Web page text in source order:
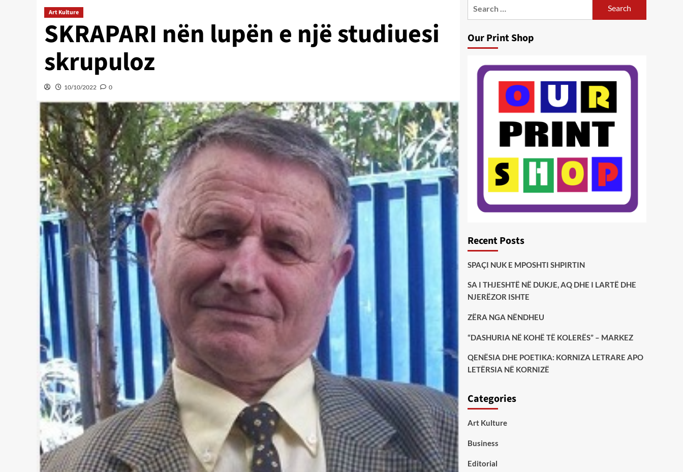
Art Kulture
SKRAPARI nën lupën e një studiuesi
skrupuloz
10/10/2022 0
Our Print Shop
Recent Posts
SPAÇI NUK E MPOSHTI SHPIRTIN
SA I THJESHTË NË DUKJE, AQ DHE I LARTË DHE
NJERËZOR ISHTE
ZËRA NGA NËNDHEU
“DASHURIA NË KOHË TË KOLERËS” – MARKEZ
QENËSIA DHE POETIKA: KORNIZA LETRARE APO
LETËRSIA NË KORNIZË
Categories
Art Kulture
Business
Editorial